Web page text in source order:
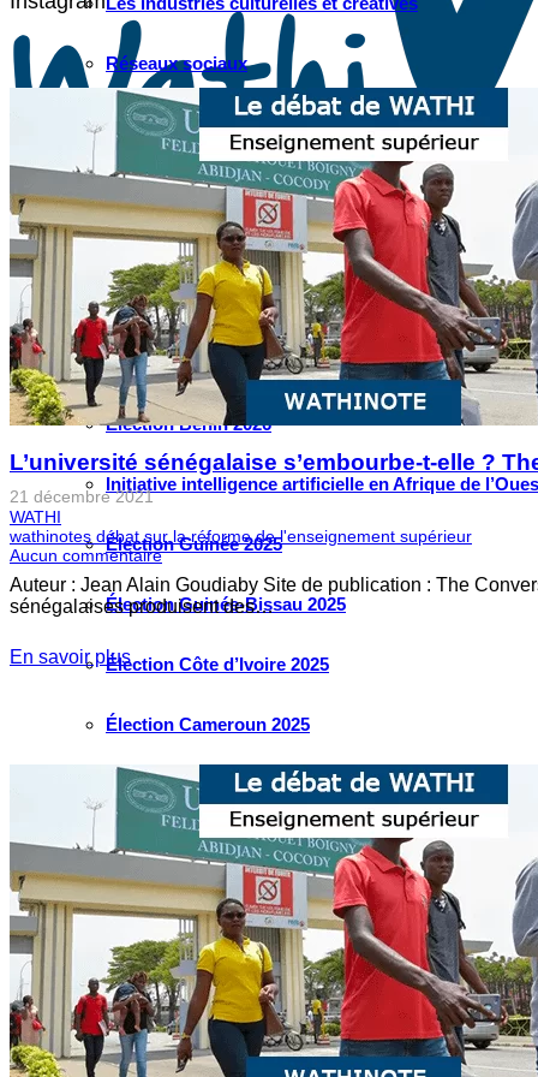
Réseaux sociaux
Les relations entre l’Afrique de l’Ouest et la Chine
Crise Covid-19
Voir tous les débats
INITIATIVES
Initiative villes ouest-africaines : Accra
Élection Bénin 2026
Initiative intelligence artificielle en Afrique de
Élection Guinée 2025
Élection Guinée-Bissau 2025
Élection Côte d’Ivoire 2025
Élection Cameroun 2025
Élection Ghana 2024
Élection Mauritanie 2024
Élection Tchad 2024
Election Nigéria 2023
Les défis liés à l’eau en Afrique de l’Ouest
L’université sénégalaise s’embourbe-t-elle ?
21 décembre 2021
WATHI
wathinotes débat sur la réforme de l'enseignement supérieur
Aucun commentaire
Auteur : Jean Alain Goudiaby Site de publication : The
sénégalaises produisent des…
En savoir plus